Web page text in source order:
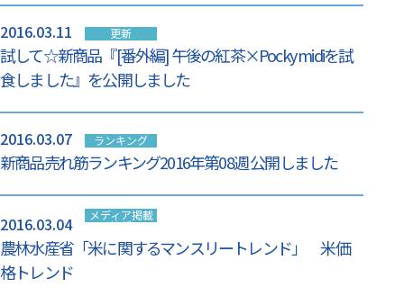
2016.03.11 更新
試して☆新商品『[番外編] 午後の紅茶×Pocky midiを試
食しました』を公開しました
2016.03.07 ランキング
新商品売れ筋ランキング2016年第08週 公開しました
2016.03.04 メディア掲載
情報
農林水産省「米に関するマンスリートレンド」 米価
格トレンド